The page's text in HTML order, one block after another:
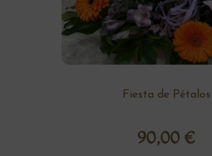
Fiesta de Pétalos
90,00 €